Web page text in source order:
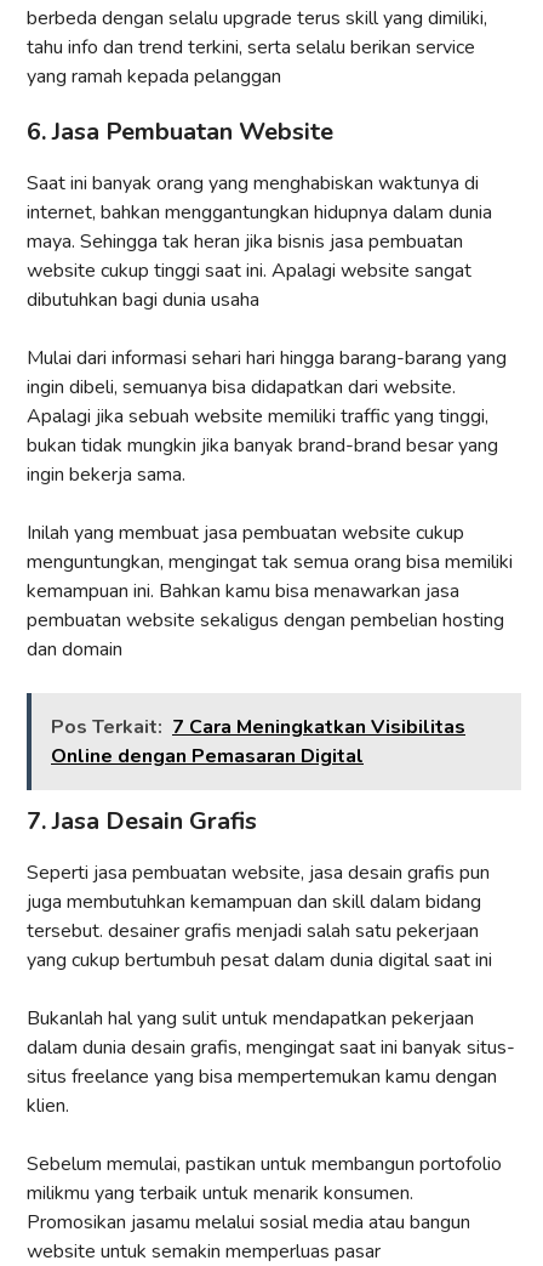
berbeda dengan selalu upgrade terus skill yang dimiliki,
tahu info dan trend terkini, serta selalu berikan service
yang ramah kepada pelanggan
6. Jasa Pembuatan Website
Saat ini banyak orang yang menghabiskan waktunya di
internet, bahkan menggantungkan hidupnya dalam dunia
maya. Sehingga tak heran jika bisnis jasa pembuatan
website cukup tinggi saat ini. Apalagi website sangat
dibutuhkan bagi dunia usaha
Mulai dari informasi sehari hari hingga barang-barang yang
ingin dibeli, semuanya bisa didapatkan dari website.
Apalagi jika sebuah website memiliki traffic yang tinggi,
bukan tidak mungkin jika banyak brand-brand besar yang
ingin bekerja sama.
Inilah yang membuat jasa pembuatan website cukup
menguntungkan, mengingat tak semua orang bisa memiliki
kemampuan ini. Bahkan kamu bisa menawarkan jasa
pembuatan website sekaligus dengan pembelian hosting
dan domain
Pos Terkait: 7 Cara Meningkatkan Visibilitas
Online dengan Pemasaran Digital
7. Jasa Desain Grafis
Seperti jasa pembuatan website, jasa desain grafis pun
juga membutuhkan kemampuan dan skill dalam bidang
tersebut. desainer grafis menjadi salah satu pekerjaan
yang cukup bertumbuh pesat dalam dunia digital saat ini
Bukanlah hal yang sulit untuk mendapatkan pekerjaan
dalam dunia desain grafis, mengingat saat ini banyak situs-
situs freelance yang bisa mempertemukan kamu dengan
klien.
Sebelum memulai, pastikan untuk membangun portofolio
milikmu yang terbaik untuk menarik konsumen.
Promosikan jasamu melalui sosial media atau bangun
website untuk semakin memperluas pasar